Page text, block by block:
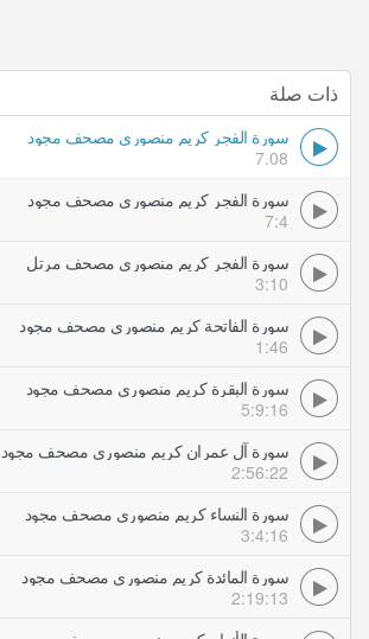
ذات صلة
سورة الفجر كريم منصوري مصحف مجود
7.08
سورة الفجر كريم منصوري مصحف مجود
7:4
سورة الفجر كريم منصوري مصحف مرتل
3:10
سورة الفاتحة كريم منصوري مصحف مجود
1:46
سورة البقرة كريم منصوري مصحف مجود
5:9:16
سورة آل عمران كريم منصوري مصحف مجود
2:56:22
سورة النساء كريم منصوري مصحف مجود
3:4:16
سورة المائدة كريم منصوري مصحف مجود
2:19:13